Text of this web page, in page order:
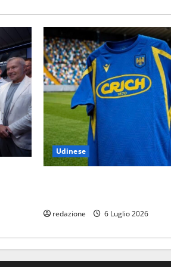
Udinese
redazione 6 Luglio 2026